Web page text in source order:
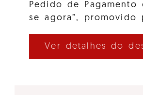
Pedido de Pagamento
se agora”, promovido
Ver detalhes do